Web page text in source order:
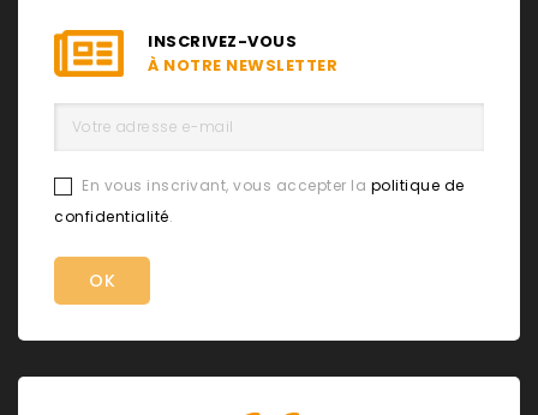
INSCRIVEZ-VOUS
À NOTRE NEWSLETTER
En vous inscrivant, vous accepter la politique de
confidentialité.